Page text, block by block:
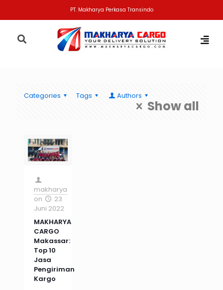
PT. Makharya Perkasa Transindo
Categories Tags Authors
Show all
makharya
on
23
Juni 2022
MAKHARYA
CARGO
Makassar:
Top 10
Jasa
Pengiriman
Kargo